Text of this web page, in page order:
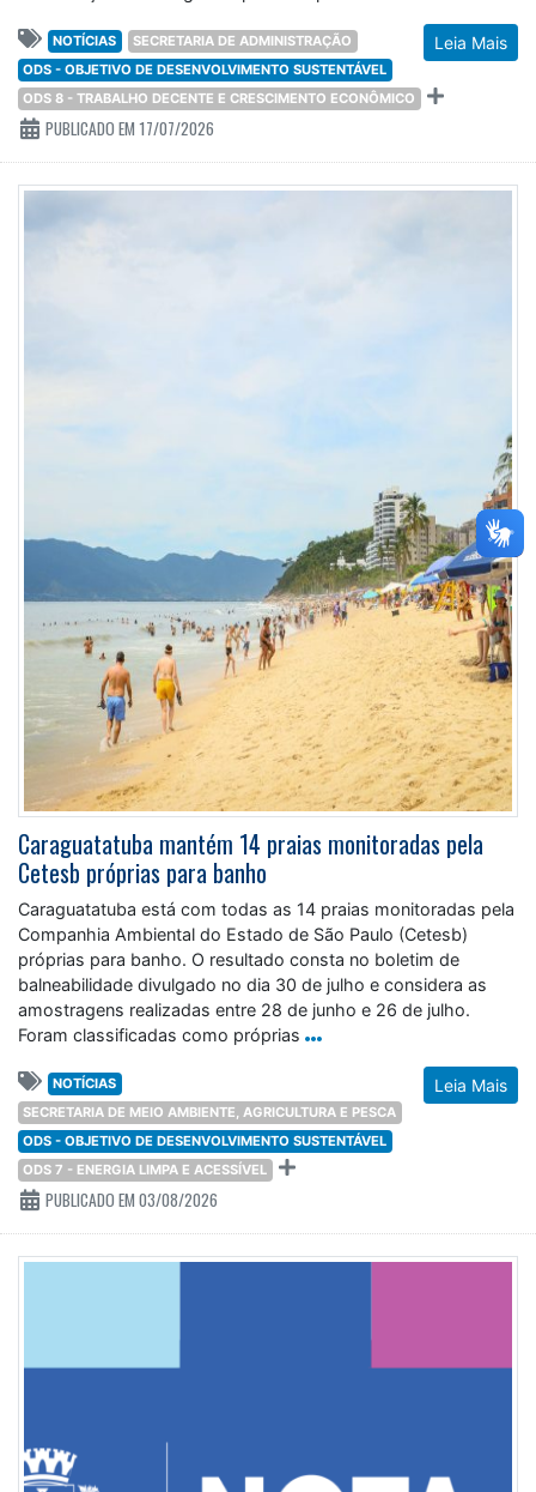
Leia Mais
NOTÍCIAS
SECRETARIA DE ADMINISTRAÇÃO
ODS - OBJETIVO DE DESENVOLVIMENTO SUSTENTÁVEL
ODS 8 - TRABALHO DECENTE E CRESCIMENTO ECONÔMICO
PUBLICADO EM 17/07/2026
Caraguatatuba mantém 14 praias monitoradas pela
Cetesb próprias para banho
Caraguatatuba está com todas as 14 praias monitoradas pela
Companhia Ambiental do Estado de São Paulo (Cetesb)
próprias para banho. O resultado consta no boletim de
balneabilidade divulgado no dia 30 de julho e considera as
amostragens realizadas entre 28 de junho e 26 de julho.
Foram classificadas como próprias
Leia Mais
NOTÍCIAS
SECRETARIA DE MEIO AMBIENTE, AGRICULTURA E PESCA
ODS - OBJETIVO DE DESENVOLVIMENTO SUSTENTÁVEL
ODS 7 - ENERGIA LIMPA E ACESSÍVEL
PUBLICADO EM 03/08/2026